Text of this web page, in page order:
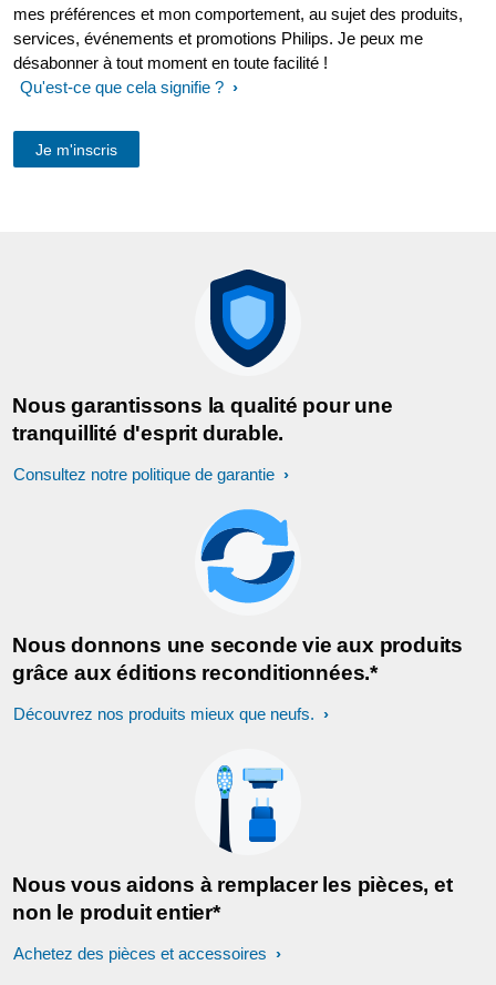
mes préférences et mon comportement, au sujet des produits,
services, événements et promotions Philips. Je peux me
désabonner à tout moment en toute facilité !
Qu'est-ce que cela signifie ?
Nous garantissons la qualité pour une
tranquillité d'esprit durable.
Consultez notre politique de garantie
Nous donnons une seconde vie aux produits
grâce aux éditions reconditionnées.*
Découvrez nos produits mieux que neufs.
Nous vous aidons à remplacer les pièces, et
non le produit entier*
Achetez des pièces et accessoires